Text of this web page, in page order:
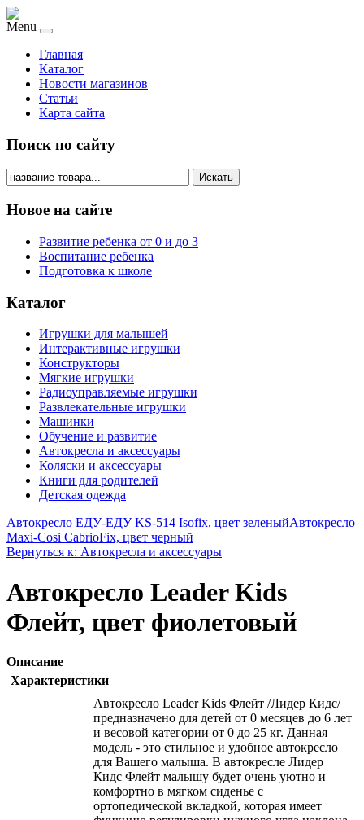
Menu
Главная
Каталог
Новости магазинов
Статьи
Карта сайта
Поиск по сайту
Искать
Новое на сайте
Развитие ребенка от 0 и до 3
Воспитание ребенка
Подготовка к школе
Каталог
Игрушки для малышей
Интерактивные игрушки
Конструкторы
Мягкие игрушки
Радиоуправляемые игрушки
Развлекательные игрушки
Машинки
Обучение и развитие
Автокресла и аксессуары
Коляски и аксессуары
Книги для родителей
Детская одежда
Автокресло ЕДУ-ЕДУ KS-514 Isofix, цвет зеленыйАвтокресло
Maxi-Cosi CabrioFix, цвет черный
Вернуться к: Автокресла и аксессуары
Автокресло Leader Kids
Флейт, цвет фиолетовый
Описание
Характеристики
Автокресло Leader Kids Флейт /Лидер Кидс/
предназначено для детей от 0 месяцев до 6 лет
и весовой категории от 0 до 25 кг. Данная
модель - это стильное и удобное автокресло
для Вашего малыша. В автокресле Лидер
Кидс Флейт малышу будет очень уютно и
комфортно в мягком сиденье с
ортопедической вкладкой, которая имеет